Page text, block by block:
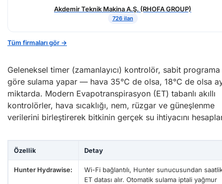
Akdemir Teknik Makina A.Ş. (RHOFA GROUP)
726 ilan
Tüm firmaları gör →
Geleneksel timer (zamanlayıcı) kontrolör, sabit programa
göre sulama yapar — hava 35°C de olsa, 18°C de olsa
miktarda. Modern Evapotranspirasyon (ET) tabanlı akıllı
kontrolörler, hava sıcaklığı, nem, rüzgar ve güneşlenme
verilerini birleştirerek bitkinin gerçek su ihtiyacını
Özellik Detay
Hunter Hydrawise:
Wi-Fi bağlantılı, Hunter sunucusundan
ET datası alır. Otomatik sulama iptali yağmur